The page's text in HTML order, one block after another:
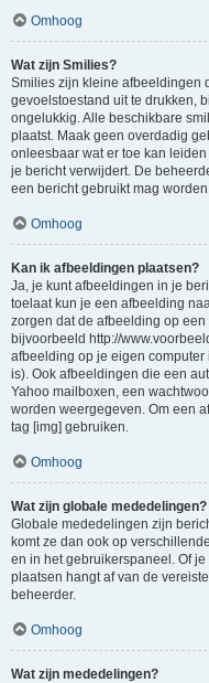
Omhoog
Wat zijn Smilies?
Smilies zijn kleine afbeeldingen
gevoelstoestand uit te drukken,
ongelukkig. Alle beschikbare
plaatst. Maak geen overdadig
onleesbaar wat er toe kan
je bericht verwijdert. De
een bericht gebruikt mag
Omhoog
Kan ik afbeeldingen plaatsen?
Ja, je kunt afbeeldingen in je
toelaat kun je een afbeelding
zorgen dat de afbeelding op
bijvoorbeeld http://
afbeelding op je eigen
is). Ook afbeeldingen die een
Yahoo mailboxen, een
worden weergegeven. Om een
tag [img] gebruiken.
Omhoog
Wat zijn globale mededelingen?
Globale mededelingen zijn
komt ze dan ook op
en in het gebruikerspaneel. Of
plaatsen hangt af van de
beheerder.
Omhoog
Wat zijn mededelingen?